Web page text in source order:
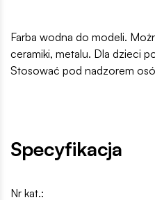
Farba wodna do modeli.
ceramiki, metalu. Dla dzieci
Stosować pod nadzorem
Specyfikacja
Nr kat.: